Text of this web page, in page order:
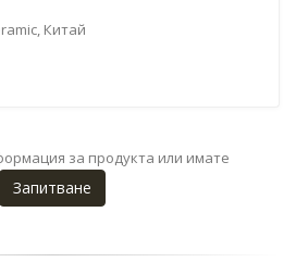
Китай
за продукта или имате
Запитване